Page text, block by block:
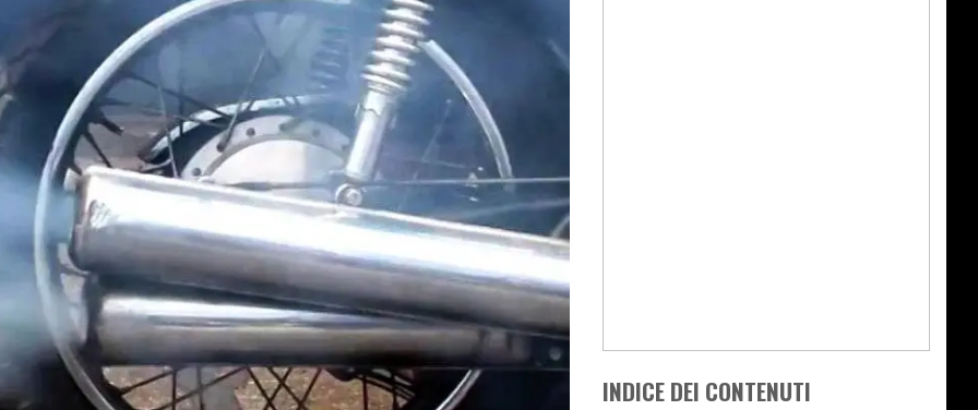
INDICE DEI CONTENUTI